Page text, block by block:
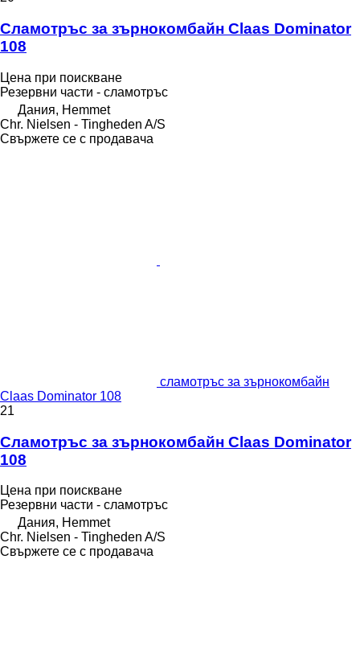
Сламотръс за зърнокомбайн Claas Dominator
108
Цена при поискване
Резервни части - сламотръс
Дания, Hemmet
Chr. Nielsen - Tingheden A/S
Свържете се с продавача
сламотръс за зърнокомбайн
Claas Dominator 108
21
Сламотръс за зърнокомбайн Claas Dominator
108
Цена при поискване
Резервни части - сламотръс
Дания, Hemmet
Chr. Nielsen - Tingheden A/S
Свържете се с продавача